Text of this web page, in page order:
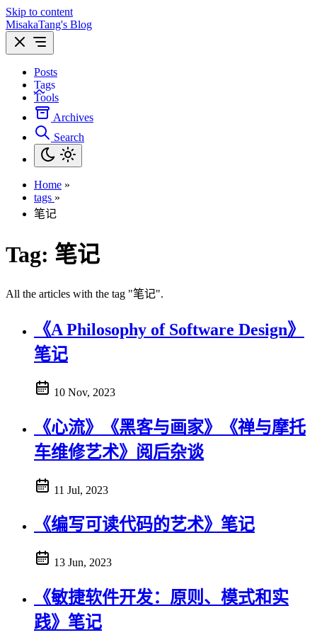
Skip to content
MisakaTang's Blog
Posts
Tags
Tools
Archives
Search
Home »
tags »
笔记
Tag: 笔记
All the articles with the tag "笔记".
《A Philosophy of Software Design》
笔记
10 Nov, 2023
《心流》《黑客与画家》《禅与摩托
车维修艺术》阅后杂谈
11 Jul, 2023
《编写可读代码的艺术》笔记
13 Jun, 2023
《敏捷软件开发：原则、模式和实
践》笔记